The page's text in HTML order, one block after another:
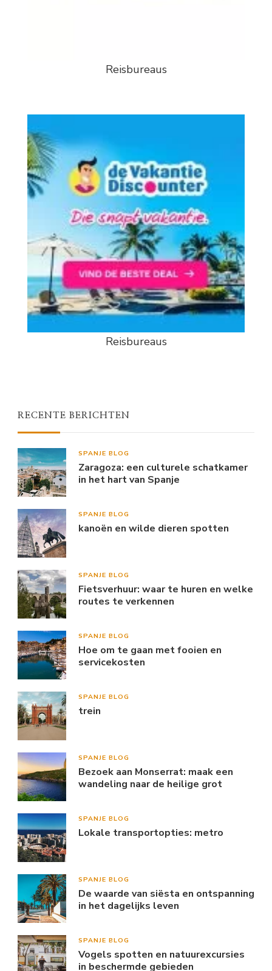
Reisbureaus
Reisbureaus
RECENTE BERICHTEN
SPANJE BLOG
Zaragoza: een culturele schatkamer
in het hart van Spanje
SPANJE BLOG
kanoën en wilde dieren spotten
SPANJE BLOG
Fietsverhuur: waar te huren en welke
routes te verkennen
SPANJE BLOG
Hoe om te gaan met fooien en
servicekosten
SPANJE BLOG
trein
SPANJE BLOG
Bezoek aan Monserrat: maak een
wandeling naar de heilige grot
SPANJE BLOG
Lokale transportopties: metro
SPANJE BLOG
De waarde van siësta en ontspanning
in het dagelijks leven
SPANJE BLOG
Vogels spotten en natuurexcursies
in beschermde gebieden